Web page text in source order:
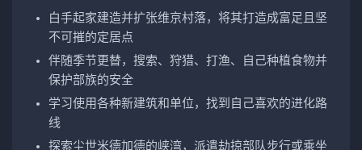
白手起家建造并扩张维京村落，将其打造成富足且坚
不可摧的定居点
伴随季节更替，搜索、狩猎、打渔、自己种植食物并
保护部族的安全
学习使用各种新建筑和单位，找到自己喜欢的进化路
线
探索尘世米德加德的峡湾，派遣劫掠部队步行或乘坐